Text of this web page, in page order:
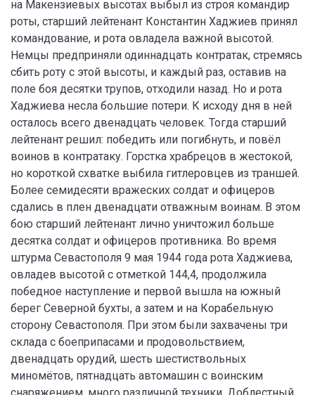
на Макензиевых высотах выбыл из строя командир
роты, старший лейтенант Константин Хаджиев принял
командование, и рота овладела важной высотой.
Немцы предприняли одиннадцать контратак, стремясь
сбить роту с этой высоты, и каждый раз, оставив на
поле боя десятки трупов, отходили назад. Но и рота
Хаджиева несла большие потери. К исходу дня в ней
осталось всего двенадцать человек. Тогда старший
лейтенант решил: победить или погибнуть, и повёл
воинов в контратаку. Горстка храбрецов в жестокой,
но короткой схватке выбила гитлеровцев из траншей.
Более семидесяти вражеских солдат и офицеров
сдались в плен двенадцати отважным воинам. В этом
бою старший лейтенант лично уничтожил больше
десятка солдат и офицеров противника. Во время
штурма Севастополя 9 мая 1944 года рота Хаджиева,
овладев высотой с отметкой 144,4, продолжила
победное наступление и первой вышла на южный
берег Северной бухты, а затем и на Корабельную
сторону Севастополя. При этом были захвачены три
склада с боеприпасами и продовольствием,
двенадцать орудий, шесть шестиствольных
миномётов, пятнадцать автомашин с воинским